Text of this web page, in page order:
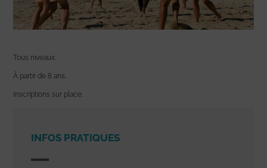
Tous niveaux.
À partir de 8 ans.
Inscriptions sur place.
INFOS PRATIQUES